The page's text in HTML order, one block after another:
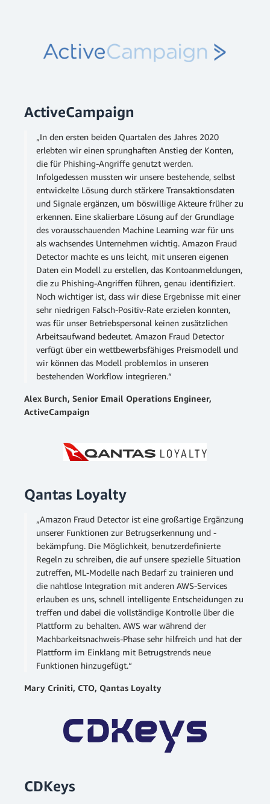
ActiveCampaign
„In den ersten beiden Quartalen des Jahres 2020
erlebten wir einen sprunghaften Anstieg der Konten,
die für Phishing-Angriffe genutzt werden.
Infolgedessen mussten wir unsere bestehende, selbst
entwickelte Lösung durch stärkere Transaktionsdaten
und Signale ergänzen, um böswillige Akteure früher zu
erkennen. Eine skalierbare Lösung auf der Grundlage
des vorausschauenden Machine Learning war für uns
als wachsendes Unternehmen wichtig. Amazon Fraud
Detector machte es uns leicht, mit unseren eigenen
Daten ein Modell zu erstellen, das Kontoanmeldungen,
die zu Phishing-Angriffen führen, genau identifiziert.
Noch wichtiger ist, dass wir diese Ergebnisse mit einer
sehr niedrigen Falsch-Positiv-Rate erzielen konnten,
was für unser Betriebspersonal keinen zusätzlichen
Arbeitsaufwand bedeutet. Amazon Fraud Detector
verfügt über ein wettbewerbsfähiges Preismodell und
wir können das Modell problemlos in unseren
bestehenden Workflow integrieren.“
Alex Burch, Senior Email Operations Engineer,
ActiveCampaign
Qantas Loyalty
„Amazon Fraud Detector ist eine großartige Ergänzung
unserer Funktionen zur Betrugserkennung und -
bekämpfung. Die Möglichkeit, benutzerdefinierte
Regeln zu schreiben, die auf unsere spezielle Situation
zutreffen, ML-Modelle nach Bedarf zu trainieren und
die nahtlose Integration mit anderen AWS-Services
erlauben es uns, schnell intelligente Entscheidungen zu
treffen und dabei die vollständige Kontrolle über die
Plattform zu behalten. AWS war während der
Machbarkeitsnachweis-Phase sehr hilfreich und hat der
Plattform im Einklang mit Betrugstrends neue
Funktionen hinzugefügt.“
Mary Criniti, CTO, Qantas Loyalty
CDKeys